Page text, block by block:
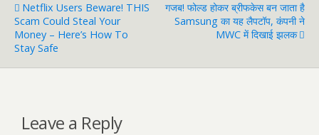
Netflix Users Beware! THIS
Scam Could Steal Your
Money – Here’s How To
Stay Safe
गजब! फोल्ड होकर ब्रीफकेस बन जाता है
Samsung का यह लैपटॉप, कंपनी ने
MWC में दिखाई झलक
Leave a Reply